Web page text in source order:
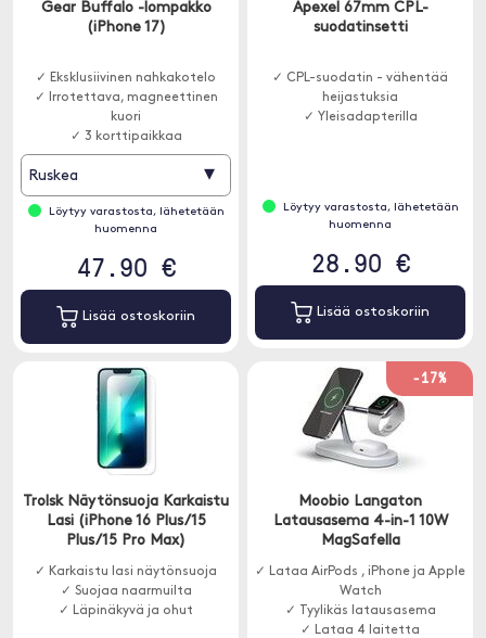
Gear Buffalo -lompakko
(iPhone 17)
✓ Eksklusiivinen nahkakotelo
✓ Irrotettava, magneettinen
kuori
✓ 3 korttipaikkaa
Ruskea ▾
Löytyy varastosta, lähetetään
huomenna
47.90 €
Lisää ostoskoriin
Apexel 67mm CPL-
suodatinsetti
✓ CPL-suodatin - vähentää
heijastuksia
✓ Yleisadapterilla
Löytyy varastosta, lähetetään
huomenna
28.90 €
Lisää ostoskoriin
Trolsk Näytönsuoja Karkaistu
Lasi (iPhone 16 Plus/15
Plus/15 Pro Max)
✓ Karkaistu lasi näytönsuoja
✓ Suojaa naarmuilta
✓ Läpinäkyvä ja ohut
-17%
Moobio Langaton
Latausasema 4-in-1 10W
MagSafella
✓ Lataa AirPods , iPhone ja Apple
Watch
✓ Tyylikäs latausasema
✓ Lataa 4 laitetta